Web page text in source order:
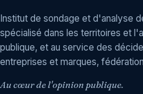
Institut de sondage et d'analyse
spécialisé dans les territoires et
publique, et au service des
entreprises et marques,
Au cœur de l'opinion publique.